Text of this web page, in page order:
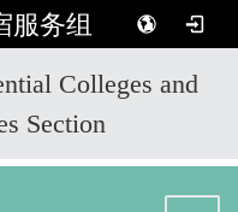
服务组
Colleges and
Section